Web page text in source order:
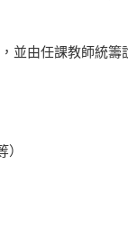
由任課教師統